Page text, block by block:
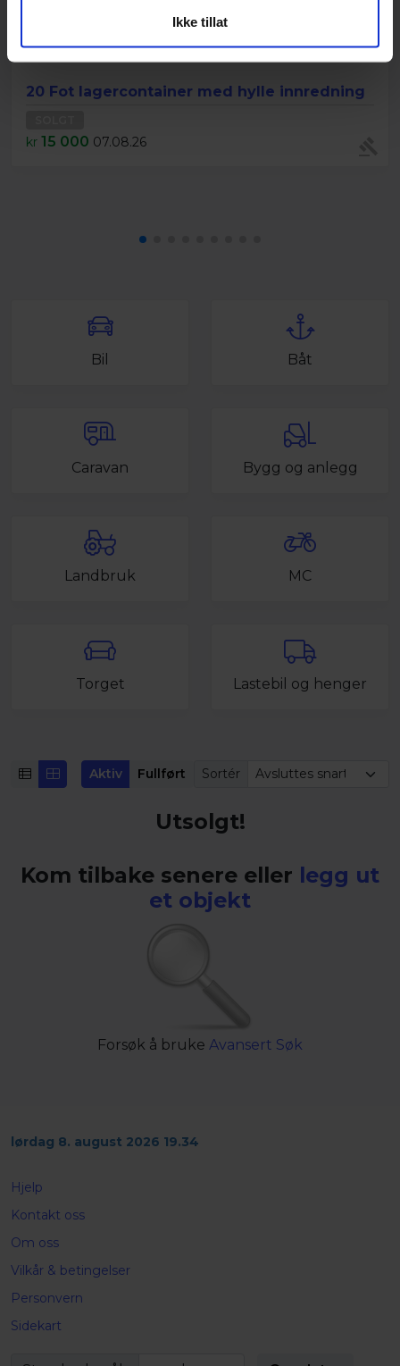
Ikke tillat
20 Fot lagercontainer med hylle innredning
kr 15 000 07.08.26
Bil Båt
Caravan Bygg og anlegg
Landbruk MC
Torget Lastebil og henger
Aktiv Fullført Sortér
Utsolgt!
Kom tilbake senere eller legg ut
et objekt
Forsøk å bruke Avansert Søk
lørdag 8. august 2026 19.34
Hjelp
Kontakt oss
Om oss
Vilkår & betingelser
Personvern
Sidekart